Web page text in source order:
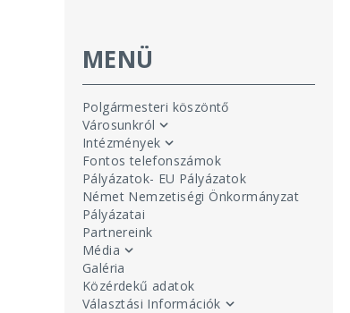
MENÜ
Polgármesteri köszöntő
Városunkról
Intézmények
Fontos telefonszámok
Pályázatok- EU Pályázatok
Német Nemzetiségi Önkormányzat
Pályázatai
Partnereink
Média
Galéria
Közérdekű adatok
Választási Információk